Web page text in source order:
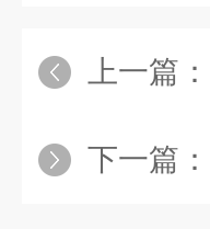
上一篇：
下一篇：